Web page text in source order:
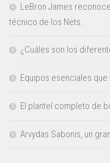
LeBron James
técnico de los Nets.
¿Cuáles son los
Equipos esenciales
El plantel completo de
Arvydas Sabonis, un